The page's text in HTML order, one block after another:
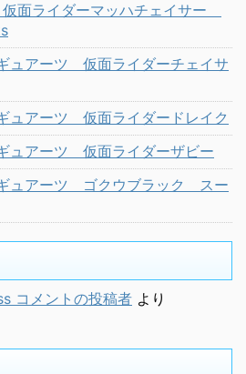
仮面ライダーマッハチェイサー
ュアーツ 仮面ライダーチェイサ
ュアーツ 仮面ライダードレイク
ュアーツ 仮面ライダーザビー
ギュアーツ ゴクウブラック スー
コメントの投稿者 より